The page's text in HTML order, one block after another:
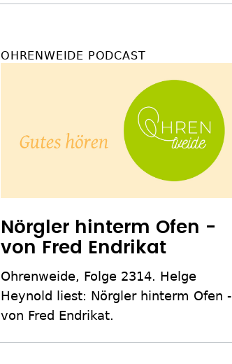
OHRENWEIDE PODCAST
Nörgler hinterm Ofen -
von Fred Endrikat
Ohrenweide, Folge 2314. Helge
Heynold liest: Nörgler hinterm Ofen -
von Fred Endrikat.